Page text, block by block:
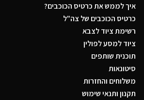
איך לממש את כרטיס הכוכבים?
כרטיס הכוכבים של צה"ל
רשימת ציוד לצבא
ציוד למסע לפולין
תוכנית שותפים
סיטונאות
משלוחים והחזרות
תקנון ותנאי שימוש